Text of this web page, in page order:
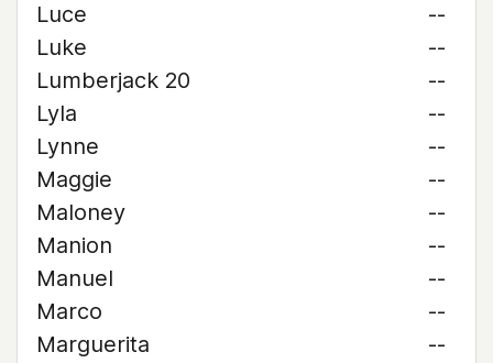
Luce
--
Luke
--
Lumberjack 20
--
Lyla
--
Lynne
--
Maggie
--
Maloney
--
Manion
--
Manuel
--
Marco
--
Marguerita
--